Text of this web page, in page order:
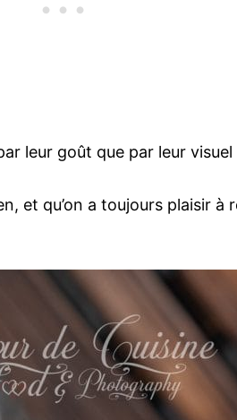
leur goût que par leur
et qu’on a toujours plaisir à